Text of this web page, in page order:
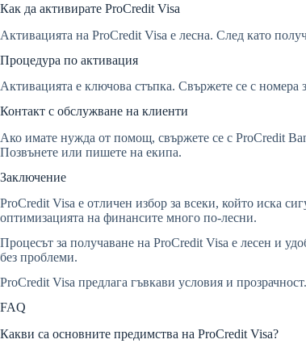
Как да активирате ProCredit Visa
Активацията на ProCredit Visa е лесна. След като
Процедура по активация
Активацията е ключова стъпка. Свържете се с
Контакт с обслужване на клиенти
Ако имате нужда от помощ, свържете се с ProCredit
Позвънете или пишете на екипа.
Заключение
ProCredit Visa е отличен избор за всеки, който иска
оптимизацията на финансите много по-лесни.
Процесът за получаване на ProCredit Visa е лесен и
без проблеми.
ProCredit Visa предлага гъвкави условия и
FAQ
Какви са основните предимства на ProCredit Visa?